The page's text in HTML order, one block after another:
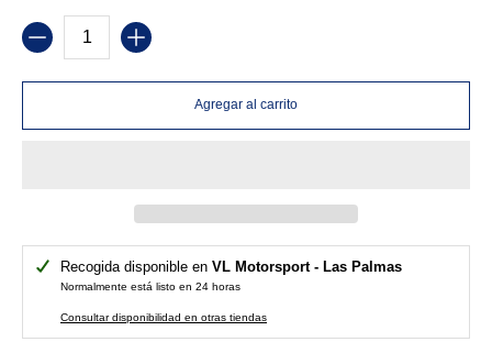
Cantidad
Agregar al carrito
Recogida disponible en VL Motorsport - Las Palmas
Normalmente está listo en 24 horas
Consultar disponibilidad en otras tiendas